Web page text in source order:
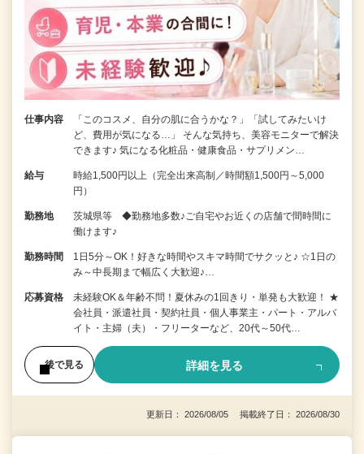
仕事内容
「このコスメ、自分の肌に合うかな？」「試してみたいけ
ど、費用が気になる…」 そんな気持ち、美容モニターで解決
できます♪ 気になる化粧品・健康食品・サプリメン…
給与
時給1,500円以上（完全出来高制／時間額1,500円～5,000
円）
勤務地
茨城県等 ◆勤務地多数♪ご自宅やお近くの店舗で間時間に
働けます♪
勤務時間
1日5分～OK！好きな時間やスキマ時間でサクッと♪ ☆1日の
み～中長期まで幅広く大歓迎♪…
応募資格
未経験OK＆年齢不問！夏休みの1回きり・単発も大歓迎！ ★
会社員・派遣社員・契約社員・個人事業主・パート・アルバ
イト・主婦（夫）・フリーターなど、20代～50代…
後で見る 詳細を見る
更新日： 2026/08/05 掲載終了日： 2026/08/30